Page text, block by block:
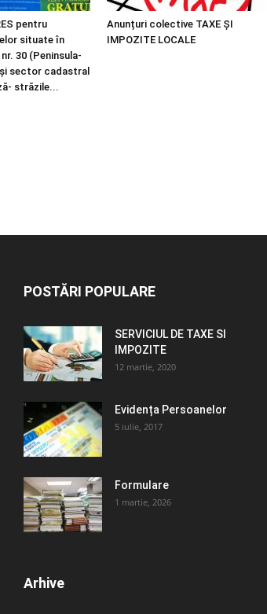
pentru
situate în
30 (Peninsula-
sector cadastral
străzile...
Anunțuri colective TAXE ȘI
IMPOZITE LOCALE
POSTĂRI POPULARE
SERVICIUL DE TAXE SI
IMPOZITE
12 martie, 2020
Evidența Persoanelor
5 iulie, 2017
Formulare
1 martie, 2026
Arhive